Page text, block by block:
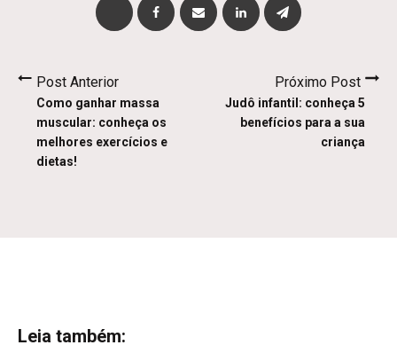
Post Anterior
Como ganhar massa
muscular: conheça os
melhores exercícios e
dietas!
Próximo Post
Judô infantil: conheça 5
benefícios para a sua
criança
Leia também: